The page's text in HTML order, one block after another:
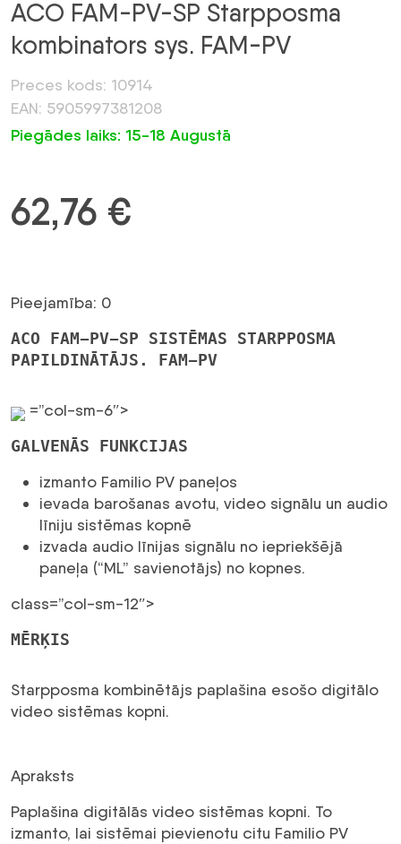
ACO FAM-PV-SP Starpposma
kombinators sys. FAM-PV
Preces kods: 10914
EAN: 5905997381208
Piegādes laiks: 15-18 Augustā
62,76 €
Pieejamība: 0
ACO FAM-PV-SP SISTĒMAS STARPPOSMA
PAPILDINĀTĀJS. FAM-PV
=”col-sm-6″>
GALVENĀS FUNKCIJAS
izmanto Familio PV paneļos
ievada barošanas avotu, video signālu un audio
līniju sistēmas kopnē
izvada audio līnijas signālu no iepriekšējā
paneļa (“ML” savienotājs) no kopnes.
class=”col-sm-12″>
MĒRĶIS
Starpposma kombinētājs paplašina esošo digitālo
video sistēmas kopni.
Apraksts
Paplašina digitālās video sistēmas kopni. To
izmanto, lai sistēmai pievienotu citu Familio PV